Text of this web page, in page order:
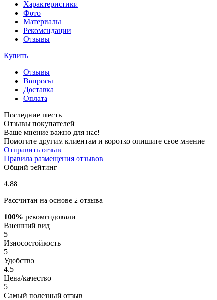
Характеристики
Фото
Материалы
Рекомендации
Отзывы
Купить
Отзывы
Вопросы
Доставка
Оплата
Последние шесть
Отзывы покупателей
Ваше мнение важно для нас!
Помогите другим клиентам и коротко опишите свое мнение
Отправить отзыв
Правила размещения отзывов
Общий рейтинг
4.88
Рассчитан на основе 2 отзыва
100% рекомендовали
Внешний вид
5
Износостойкость
5
Удобство
4.5
Цена/качество
5
Самый полезный отзыв